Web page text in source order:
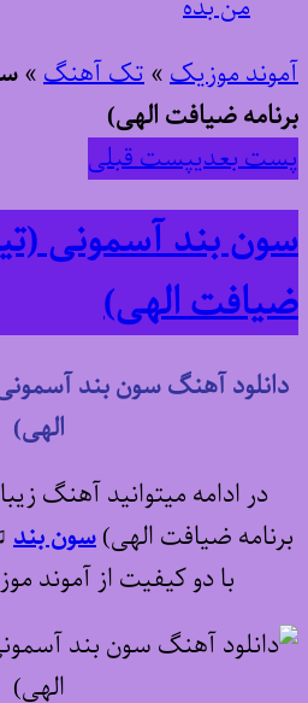
آموند موزیک»تک آهنگ»
برنامه ضیافت الهی)
پست بعدیپست قبلی
سون بند آسمونی
ضیافت الهی)
دانلود آهنگ سون بند
الهی)
در ادامه میتوانید آهنگ
برنامه ضیافت الهی)سون بند
با دو کیفیت از آموند